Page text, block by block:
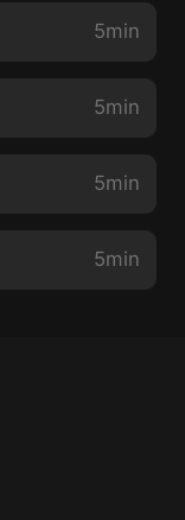
5min
5min
5min
5min